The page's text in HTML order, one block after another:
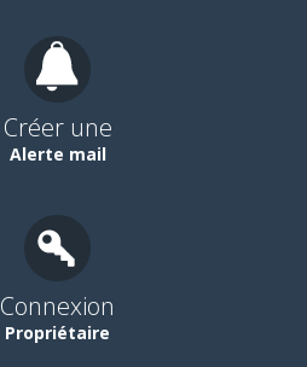
Créer une
Alerte mail
Connexion
Propriétaire